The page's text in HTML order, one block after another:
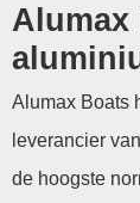
Alumax
Alumax Boats
leverancier
de hoogste